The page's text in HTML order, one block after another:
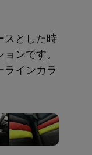
スとした時
ンです。
インカラ